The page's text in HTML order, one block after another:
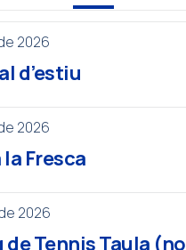
2026
d’estiu
2026
Fresca
2026
de Tennis Taula (no